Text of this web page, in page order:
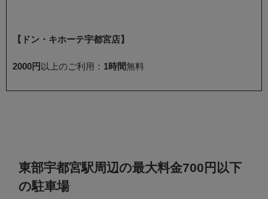
【ドン・キホーテ宇都宮店】
2000円 以上のご利用： 1時間無料
東部宇都宮駅周辺の最大料金700円以下
の駐車場